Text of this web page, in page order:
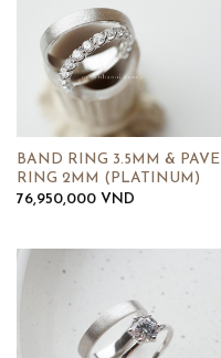
BAND RING 3.5MM & PAVE
RING 2MM (PLATINUM)
76,950,000 VND